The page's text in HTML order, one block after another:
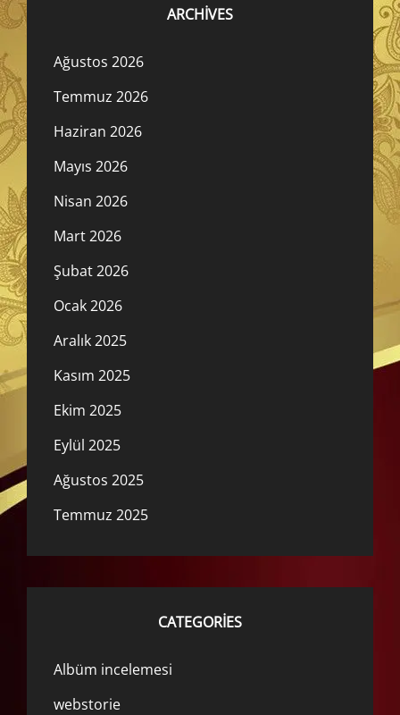
ARCHIVES
Ağustos 2026
Temmuz 2026
Haziran 2026
Mayıs 2026
Nisan 2026
Mart 2026
Şubat 2026
Ocak 2026
Aralık 2025
Kasım 2025
Ekim 2025
Eylül 2025
Ağustos 2025
Temmuz 2025
CATEGORIES
Albüm incelemesi
webstorie